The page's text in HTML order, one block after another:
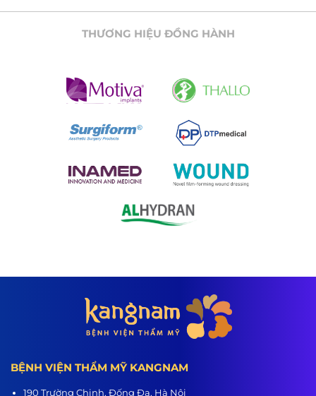
THƯƠNG HIỆU ĐỒNG HÀNH
BỆNH VIỆN THẨM MỸ KANGNAM
190 Trường Chinh, Đống Đa, Hà Nội